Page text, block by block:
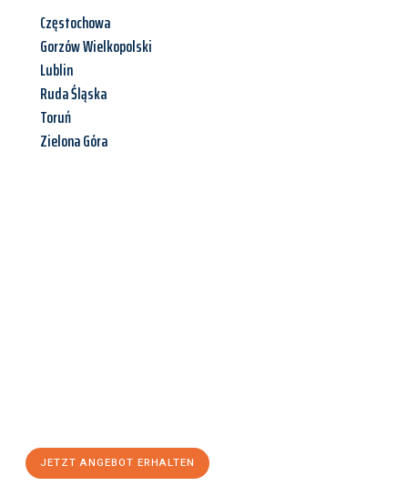
Częstochowa
Gorzów Wielkopolski
Lublin
Ruda Śląska
Toruń
Zielona Góra
JETZT ANGEBOT ERHALTEN